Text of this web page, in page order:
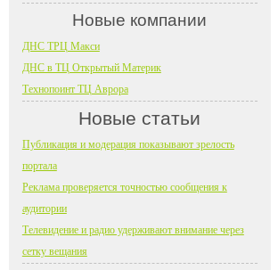
Новые компании
ДНС ТРЦ Макси
ДНС в ТЦ Открытый Материк
Технопоинт ТЦ Аврора
Новые статьи
Публикация и модерация показывают зрелость
портала
Реклама проверяется точностью сообщения к
аудитории
Телевидение и радио удерживают внимание через
сетку вещания